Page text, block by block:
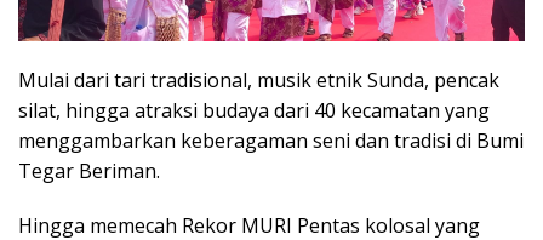
Mulai dari tari tradisional, musik etnik Sunda, pencak
silat, hingga atraksi budaya dari 40 kecamatan yang
menggambarkan keberagaman seni dan tradisi di Bumi
Tegar Beriman.
Hingga memecah Rekor MURI Pentas kolosal yang